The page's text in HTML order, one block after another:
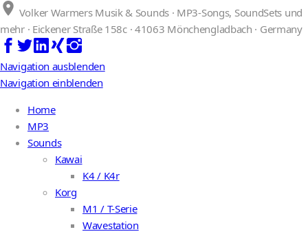
Volker Warmers Musik & Sounds · MP3-Songs, SoundSets und
mehr · Eickener Straße 158c · 41063 Mönchengladbach · Germany
Navigation ausblenden
Navigation einblenden
Home
MP3
Sounds
Kawai
K4 / K4r
Korg
M1 / T-Serie
Wavestation